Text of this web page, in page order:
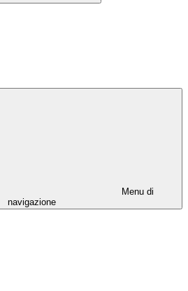
Menu di
navigazione